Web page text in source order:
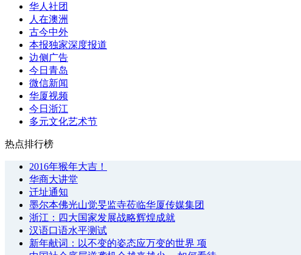
华人社团
人在澳洲
古今中外
本报独家深度报道
边侧广告
今日青岛
微信新闻
华厦视频
今日浙江
多元文化艺术节
热点排行榜
2016年猴年大吉！
华商大讲堂
迁址通知
墨尔本佛光山觉旻监寺莅临华厦传媒集团
浙江：四大国家发展战略辉煌成就
汉语口语水平测试
新年献词：以不变的姿态应万变的世界 项